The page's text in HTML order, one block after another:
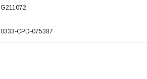
G211072
0333-CPD-075387